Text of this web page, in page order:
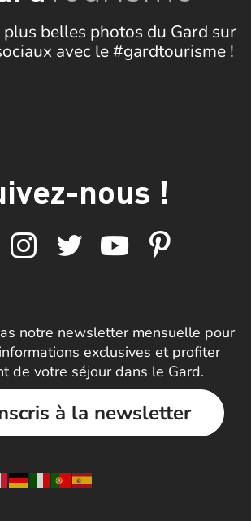
belles photos du Gard sur
avec le #gardtourisme !
nous !
notre newsletter mensuelle pour
exclusives et profiter
de votre séjour dans le Gard.
à la newsletter